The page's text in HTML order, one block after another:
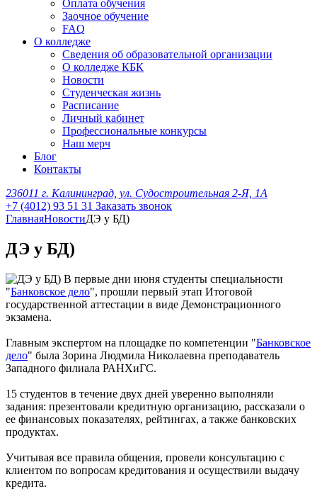
Оплата обучения
Заочное обучение
FAQ
О колледже
Сведения об образовательной организации
О колледже КБК
Новости
Студенческая жизнь
Расписание
Личный кабинет
Профессиональные конкурсы
Наш мерч
Блог
Контакты
236011 г. Калининград, ул. Судостроительная 2-Я, 1А
+7 (4012) 93 51 31 Заказать звонок
ГлавнаяНовостиДЭ у БД)
ДЭ у БД)
В первые дни июня студенты специальности
"Банковское дело", прошли первый этап Итоговой
государственной аттестации в виде Демонстрационного
экзамена.
Главным экспертом на площадке по компетенции "Банковское
дело" была Зорина Людмила Николаевна преподаватель
Западного филиала РАНХиГС.
15 студентов в течение двух дней уверенно выполняли
задания: презентовали кредитную организацию, рассказали о
ее финансовых показателях, рейтингах, а также банковских
продуктах.
Учитывая все правила общения, провели консультацию с
клиентом по вопросам кредитования и осуществили выдачу
кредита.